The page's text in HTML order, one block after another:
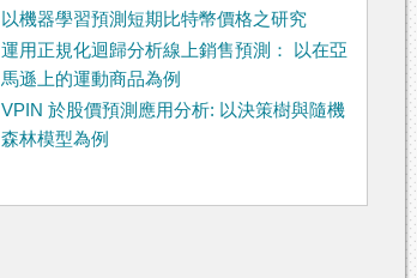
以機器學習預測短期比特幣價格之研究
運用正規化迴歸分析線上銷售預測： 以在亞
馬遜上的運動商品為例
VPIN 於股價預測應用分析: 以決策樹與隨機
森林模型為例